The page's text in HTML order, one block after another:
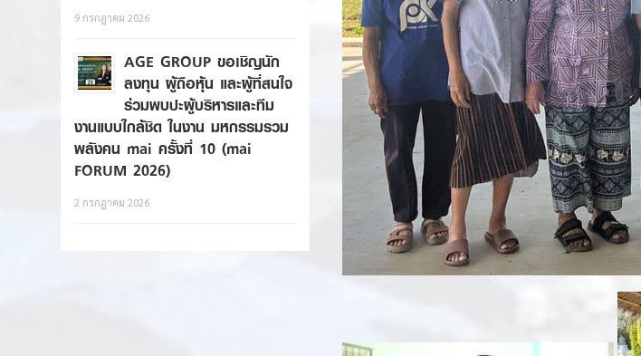
9 กรกฎาคม 2026
AGE GROUP ขอเชิญนัก
ลงทุน ผู้ถือหุ้น และผู้ที่สนใจ
ร่วมพบปะผู้บริหารและทีม
งานแบบใกล้ชิด ในงาน มหกรรมรวม
พลังคน mai ครั้งที่ 10 (mai
FORUM 2026)
2 กรกฎาคม 2026